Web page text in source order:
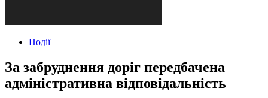
Події
За забруднення доріг передбачена
адміністративна відповідальність